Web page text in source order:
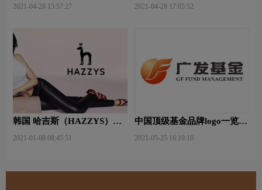
2021-04-28 15:57:27 2021-04-28 17:05:52
韩国 哈吉斯（HAZZYS）品
2021-01-08 08:45:51
中国顶级基金品牌logo一览：
2021-05-25 16:19:10